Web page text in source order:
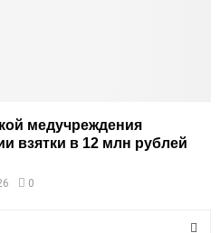
медучреждения
взятки в 12 млн рублей
0